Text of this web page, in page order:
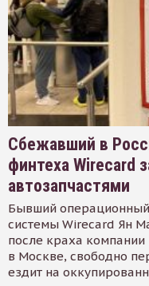
Сбежавший в
финтеха Wirecard
автозапчастями
Бывший
системы Wirecard Ян
после краха компании
в Москве, свободно
ездит на